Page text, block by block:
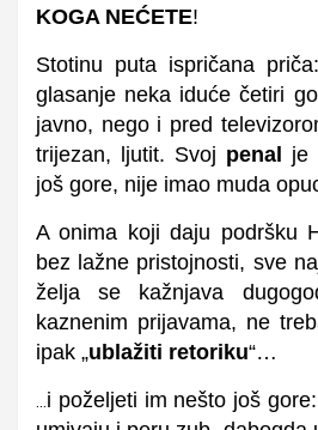
KOGA NEĆETE!
Stotinu puta ispričana
glasanje neka iduće četiri
javno, nego i pred
trijezan, ljutit. Svoj penal je
još gore, nije imao muda
A onima koji daju podršku
bez lažne pristojnosti, sve
želja se kažnjava
kaznenim prijavama, ne
ipak „ublažiti retoriku“…
…i poželjeti im nešto još